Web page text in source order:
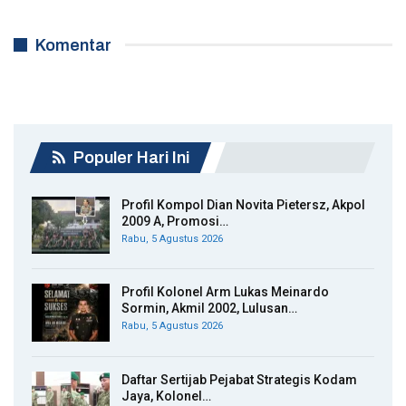
Komentar
Populer Hari Ini
Profil Kompol Dian Novita Pietersz, Akpol
2009 A, Promosi…
Rabu, 5 Agustus 2026
Profil Kolonel Arm Lukas Meinardo
Sormin, Akmil 2002, Lulusan…
Rabu, 5 Agustus 2026
Daftar Sertijab Pejabat Strategis Kodam
Jaya, Kolonel…